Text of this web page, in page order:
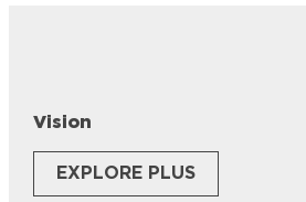
Vision
EXPLORE PLUS